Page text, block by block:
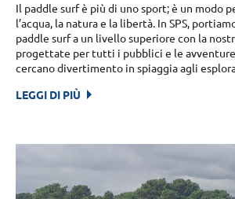
Il paddle surf è più di uno sport; è un modo
l’acqua, la natura e la libertà. In SPS,
paddle surf a un livello superiore con la
progettate per tutti i pubblici e le
cercano divertimento in spiaggia agli
LEGGI DI PIÙ